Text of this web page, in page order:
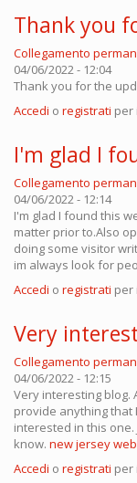
Thank you
Collegamento
04/06/2022 - 12:04
Thank you for the
Accedi o registrati per
I'm glad I
Collegamento
04/06/2022 - 12:14
I'm glad I found this
matter prior to.Also
doing some visitor
im always look for
Accedi o registrati per
Very
Collegamento
04/06/2022 - 12:15
Very interesting blog.
provide anything that
interested in this
know. new jersey
Accedi o registrati per